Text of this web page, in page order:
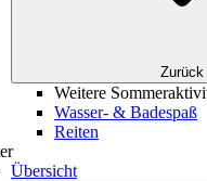
Zurück
Weitere
Wasser- & Badespaß
Reiten
Übersicht